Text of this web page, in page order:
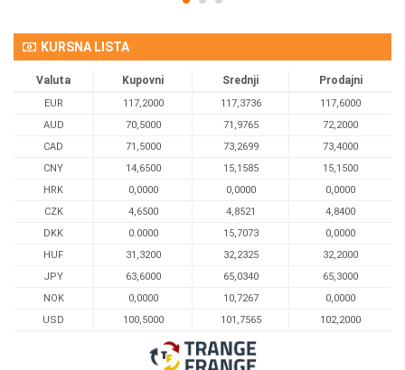
KURSNA LISTA
Valuta Kupovni Srednji Prodajni
EUR 117,2000 117,3736
117,6000
AUD
70,5000 71,9765
72,2000
CAD
71,5000 73,2699
73,4000
CNY
14,6500 15,1585
15,1500
HRK
0,0000 0,0000
0,0000
CZK
4,6500 4,8521
4,8400
DKK
0.0000 15,7073
0,0000
HUF
31,3200 32,2325
32,2000
JPY
63,6000 65,0340
65,3000
NOK
0,0000 10,7267
0,0000
USD
100,5000 101,7565 102,2000